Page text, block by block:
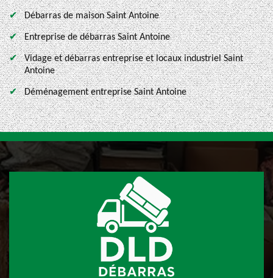
Débarras de maison Saint Antoine
Entreprise de débarras Saint Antoine
Vidage et débarras entreprise et locaux industriel Saint
Antoine
Déménagement entreprise Saint Antoine